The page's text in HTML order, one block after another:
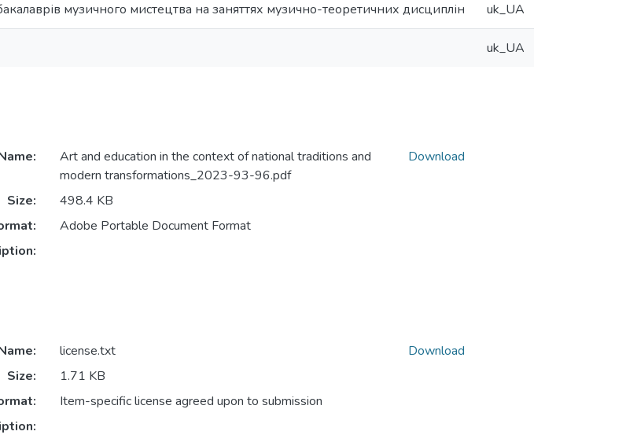
музичного мистецтва на заняттях музично-теоретичних дисциплін uk_UA
uk_UA
Art and education in the context of national traditions and
modern transformations_2023-93-96.pdf
Size:
498.4 KB
Adobe Portable Document Format
Download
license.txt
Size:
1.71 KB
Item-specific license agreed upon to submission
Download